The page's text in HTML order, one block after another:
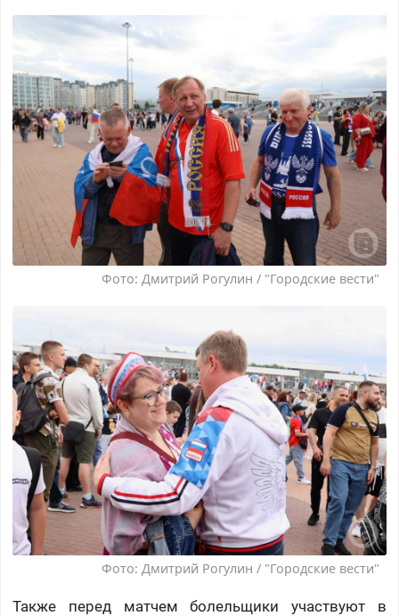
Фото: Дмитрий Рогулин / "Городские вести"
Фото: Дмитрий Рогулин / "Городские вести"
Также перед матчем болельщики участвуют в